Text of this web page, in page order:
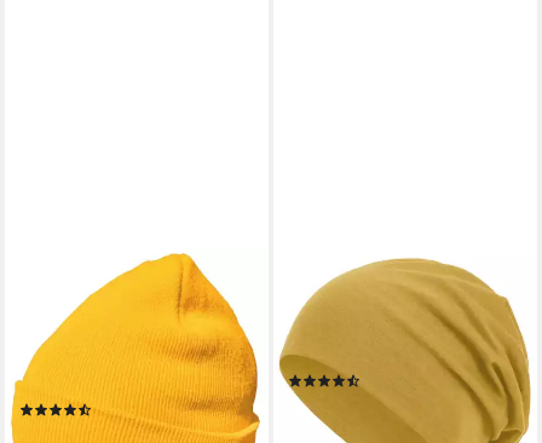
Beanie Mütze Beanie
(Packung, 1-St) Wintermütze,
klassisches Design, mit
Krempe
(17)
STYLE3
Beanie Warme Herbst Mütze
Damen Herren Haube Winter
Laufen Sport Rad Chemo
15,90 € UVP